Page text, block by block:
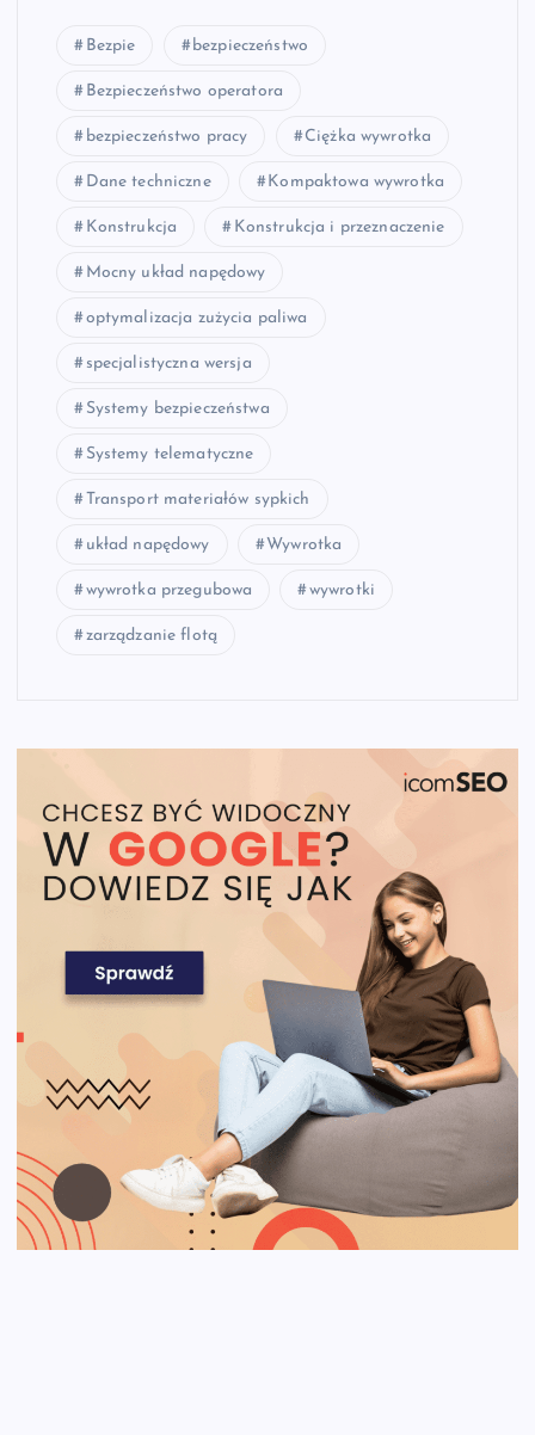
Bezpie bezpieczeństwo
Bezpieczeństwo operatora
bezpieczeństwo pracy Ciężka wywrotka
Dane techniczne Kompaktowa wywrotka
Konstrukcja Konstrukcja i przeznaczenie
Mocny układ napędowy
optymalizacja zużycia paliwa
specjalistyczna wersja
Systemy bezpieczeństwa
Systemy telematyczne
Transport materiałów sypkich
układ napędowy Wywrotka
wywrotka przegubowa wywrotki
zarządzanie flotą